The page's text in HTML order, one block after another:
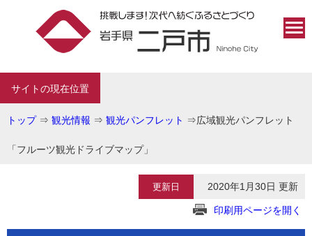
サイトの現在位置
トップ⇒ 観光情報 ⇒ 観光パンフレット ⇒広域観光パンフレット
「フルーツ観光ドライブマップ」
更新日 2020年1月30日 更新
印刷用ページを開く